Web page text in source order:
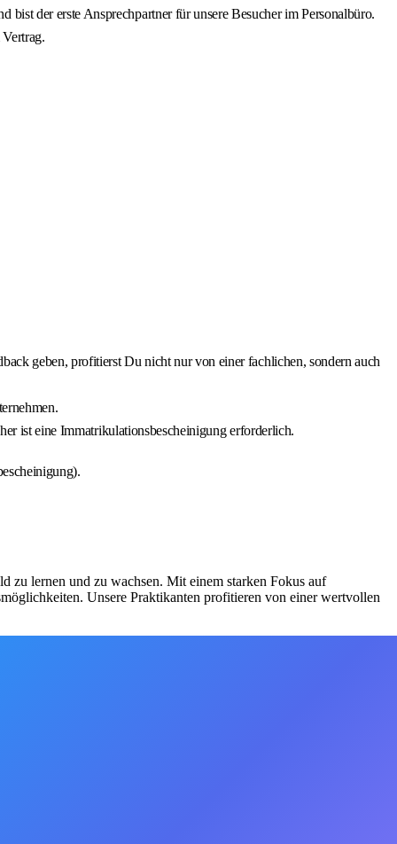
der erste Ansprechpartner für unsere Besucher im Personalbüro.
geben, profitierst Du nicht nur von einer fachlichen, sondern auch
ist eine Immatrikulationsbescheinigung erforderlich.
zu lernen und zu wachsen. Mit einem starken Fokus auf
Unsere Praktikanten profitieren von einer wertvollen